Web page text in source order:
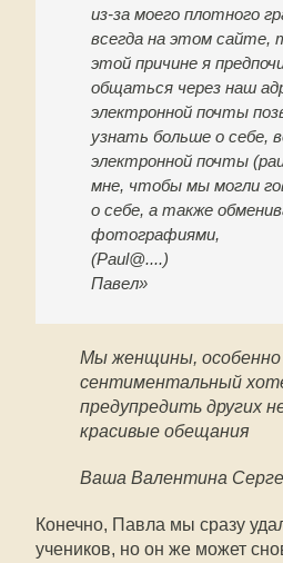
из-за моего плотного
всегда на этом сайте,
этой причине я
общаться через наш
электронной почты
узнать больше о себе,
электронной почты
мне, чтобы мы могли
о себе, а также
фотографиями,
(Paul@....)
Павел»
Мы женщины, особенно
сентиментальный
предупредить других
красивые обещания
Ваша Валентина
Конечно, Павла мы сразу
учеников, но он же может